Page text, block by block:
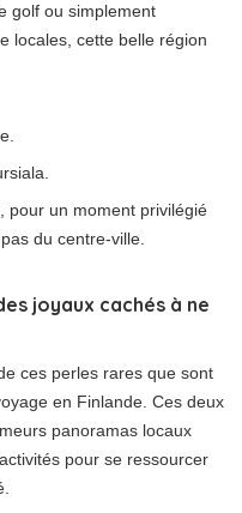
golf ou simplement
locales, cette belle région
, pour un moment privilégié
du centre-ville.
joyaux cachés à ne
ces perles rares que sont
en Finlande. Ces deux
panoramas locaux
pour se ressourcer